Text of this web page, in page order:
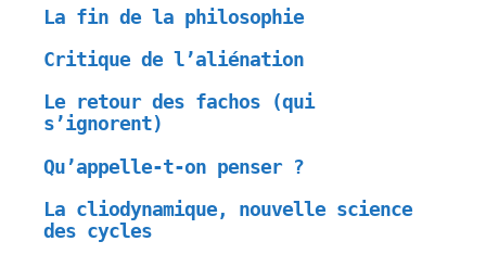
La fin de la philosophie
Critique de l’aliénation
Le retour des fachos (qui
s’ignorent)
Qu’appelle-t-on penser ?
La cliodynamique, nouvelle science
des cycles